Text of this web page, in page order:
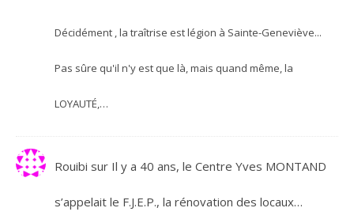
Décidément , la traîtrise est légion à Sainte-Geneviève...
Pas sûre qu'il n'y est que là, mais quand même, la
LOYAUTÉ,…
Rouibi sur Il y a 40 ans, le Centre Yves MONTAND
s’appelait le F.J.E.P., la rénovation des locaux…